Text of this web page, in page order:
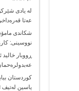
لە یادی
عەتا
شکاندی
نووسینی:
ڕووبار
کوردستان
یاسین لەتیف